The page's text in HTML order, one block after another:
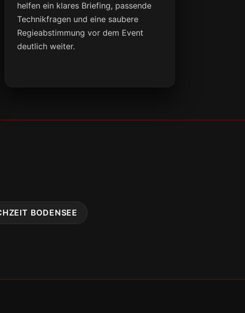
helfen ein klares Briefing, passende
Technikfragen und eine saubere
Regieabstimmung vor dem Event
deutlich weiter.
BODENSEE